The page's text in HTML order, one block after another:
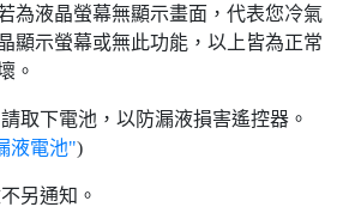
為液晶螢幕無顯示畫面，代表您冷氣
顯示螢幕或無此功能，以上皆為正常
。
取下電池，以防漏液損害遙控器。
液電池")
另通知。